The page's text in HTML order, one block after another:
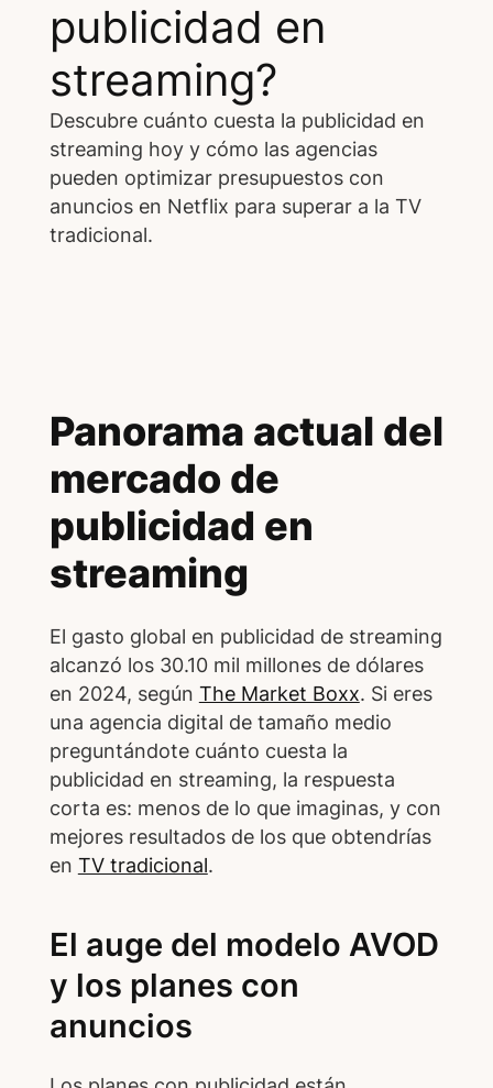
publicidad en
streaming?
Descubre cuánto cuesta la publicidad en
streaming hoy y cómo las agencias
pueden optimizar presupuestos con
anuncios en Netflix para superar a la TV
tradicional.
Panorama actual del
mercado de
publicidad en
streaming
El gasto global en publicidad de streaming
alcanzó los 30.10 mil millones de dólares
en 2024, según The Market Boxx. Si eres
una agencia digital de tamaño medio
preguntándote cuánto cuesta la
publicidad en streaming, la respuesta
corta es: menos de lo que imaginas, y con
mejores resultados de los que obtendrías
en TV tradicional.
El auge del modelo AVOD
y los planes con
anuncios